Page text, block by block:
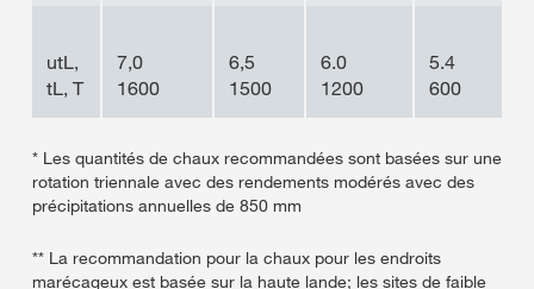
utL,
tL, T
7,0
1600
6,5
1500
6.0
1200
5.4
600
* Les quantités de chaux recommandées sont basées sur une
rotation triennale avec des rendements modérés avec des
précipitations annuelles de 850 mm
** La recommandation pour la chaux pour les endroits
marécageux est basée sur la haute lande; les sites de faible